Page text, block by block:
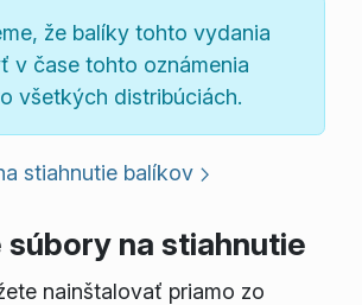
že balíky tohto vydania
v čase tohto oznámenia
všetkých distribúciách.
stiahnutie balíkov
na stiahnutie
nainštalovať priamo zo